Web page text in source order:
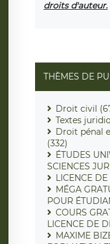
droits d'auteur.
THÈMES DE
Droit civil
Textes
Droit pénal
(332)
ÉTUDES
SCIENCES
LICENCE
MÉGA
POUR
COURS
LICENCE DE
MAXIME